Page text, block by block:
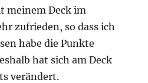
meinem Deck im
zufrieden, so dass ich
habe die Punkte
hat sich am Deck
verändert.